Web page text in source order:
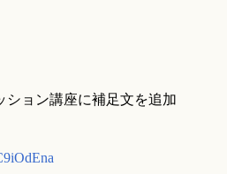
ション講座に補足文を追加